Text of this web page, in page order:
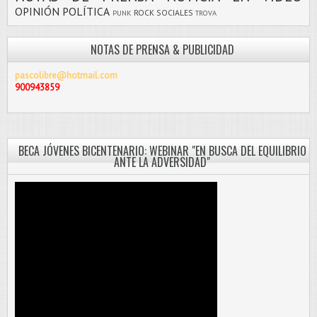
OPINIÓN POLÍTICA PUNK ROCK SOCIALES TROVA
NOTAS DE PRENSA & PUBLICIDAD
pascolibre@hotmail.com
900943859
BECA JÓVENES BICENTENARIO: WEBINAR "EN BUSCA DEL EQUILIBRIO
ANTE LA ADVERSIDAD"